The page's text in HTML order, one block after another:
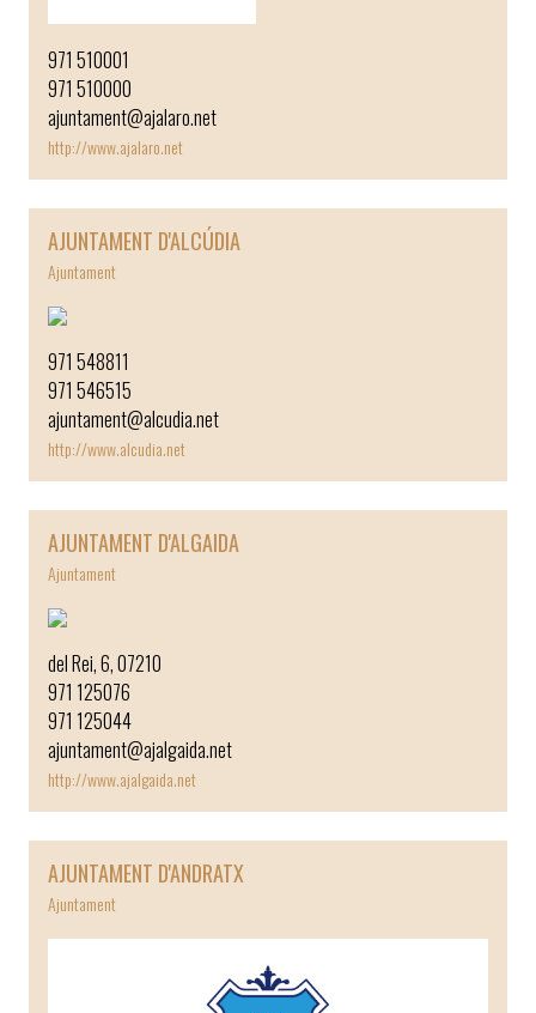
971 510001
971 510000
ajuntament@ajalaro.net
http://www.ajalaro.net
AJUNTAMENT D'ALCÚDIA
Ajuntament
971 548811
971 546515
ajuntament@alcudia.net
http://www.alcudia.net
AJUNTAMENT D'ALGAIDA
Ajuntament
del Rei, 6, 07210
971 125076
971 125044
ajuntament@ajalgaida.net
http://www.ajalgaida.net
AJUNTAMENT D'ANDRATX
Ajuntament